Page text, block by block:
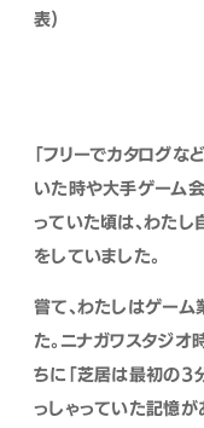
表)
「フリーでカタログな
いた時や大手ゲーム
っていた頃は、わた
をしていました。
嘗て、わたしはゲー
た。ニナガワスタジオ
ちに「芝居は最初の３
っしゃっていた記憶が